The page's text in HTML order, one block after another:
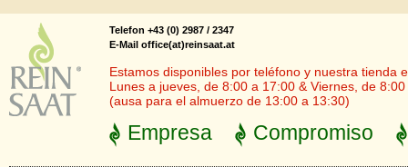
Telefon +43 (0) 2987 / 2347
E-Mail office(at)reinsaat.at
Estamos disponibles por teléfono y nuestra tienda
Lunes a jueves, de 8:00 a 17:00 & Viernes, de
(ausa para el almuerzo de 13:00 a 13:30)
Empresa Compromiso